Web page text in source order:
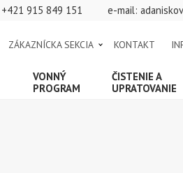
+421 915 849 151 e-mail:
ZÁKAZNÍCKA SEKCIA KONTAKT
VONNÝ
PROGRAM
ČISTENIE A
UPRATOVANIE